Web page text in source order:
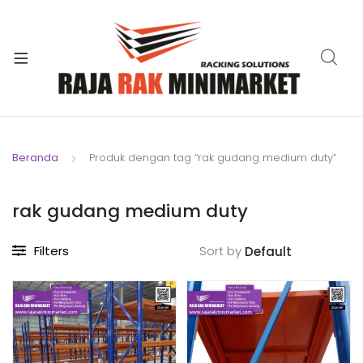
Beranda Produk dengan tag “rak gudang medium duty”
rak gudang medium duty
Filters Sort by